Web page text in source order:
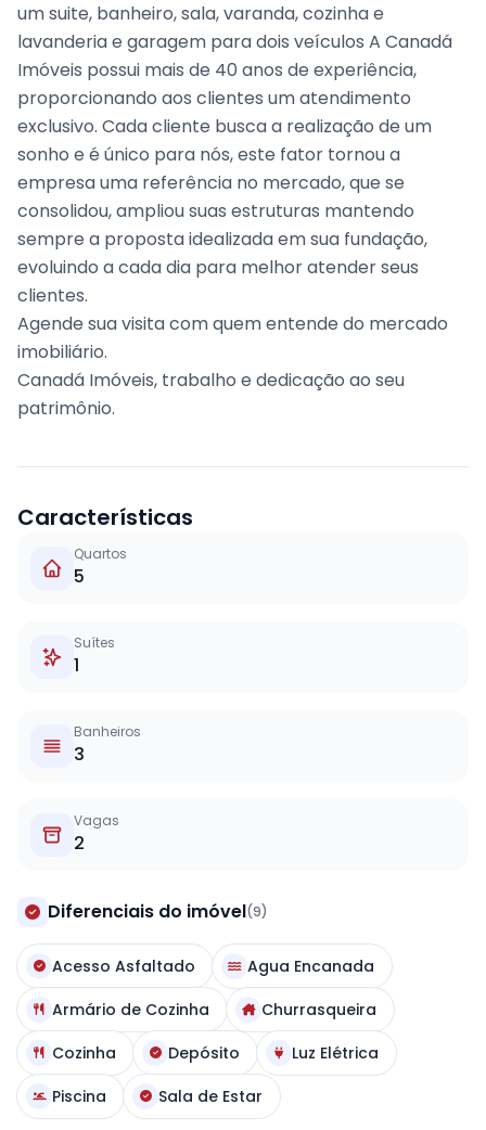
um suite, banheiro, sala, varanda, cozinha e
lavanderia e garagem para dois veículos A Canadá
Imóveis possui mais de 40 anos de experiência,
proporcionando aos clientes um atendimento
exclusivo. Cada cliente busca a realização de um
sonho e é único para nós, este fator tornou a
empresa uma referência no mercado, que se
consolidou, ampliou suas estruturas mantendo
sempre a proposta idealizada em sua fundação,
evoluindo a cada dia para melhor atender seus
clientes.
Agende sua visita com quem entende do mercado
imobiliário.
Canadá Imóveis, trabalho e dedicação ao seu
patrimônio.
Características
Quartos
5
Suítes
1
Banheiros
3
Vagas
2
Diferenciais do imóvel(9)
Acesso Asfaltado
Agua Encanada
Armário de Cozinha
Churrasqueira
Cozinha
Depósito
Luz Elétrica
Piscina
Sala de Estar